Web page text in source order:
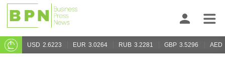
USD 2.6223 EUR 3.0264 RUB 3.2281 GBP 3.5296 AED